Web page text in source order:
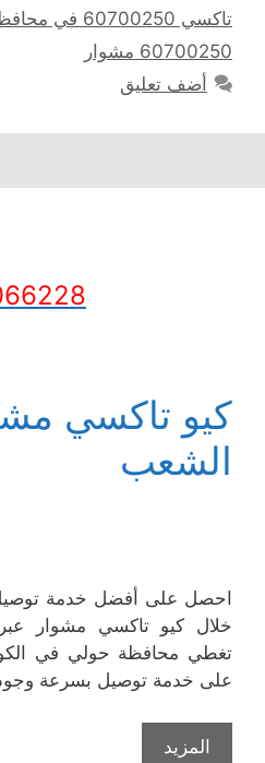
تاكسي 60700250 في محافظة العاصمة
60700250 مشوار
أضف تعليق
كيو تاكسي
الشعب
احصل على أفضل خدمة
خلال كيو تاكسي مشوار
تغطي محافظة حولي في
على خدمة توصيل بسرعة
المزيد